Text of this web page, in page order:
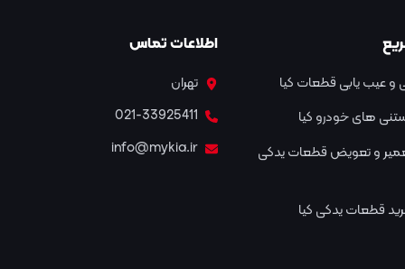
و عیب یابی قطعات کیا
های خودرو کیا
و تعویض قطعات یدکی
قطعات یدکی کیا
اطلاعات تماس
تهران
021-33925411
info@mykia.ir